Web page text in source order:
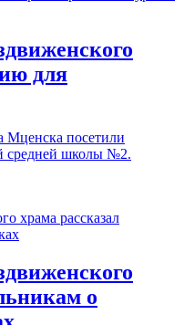
для
Мценска посетили
средней школы №2.
о